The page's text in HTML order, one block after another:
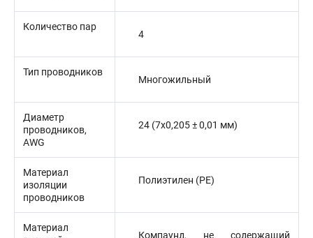
Количество пар
4
Тип проводников
Многожильный
Диаметр
проводников,
AWG
24 (7x0,205 ± 0,01 мм)
Материал
изоляции
проводников
Полиэтилен (PE)
Материал
Компаунд, не содержащий